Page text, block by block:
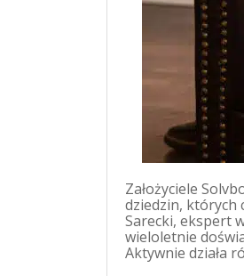
Założyciele
dziedzin, których
Sarecki, ekspert
wieloletnie
Aktywnie działa